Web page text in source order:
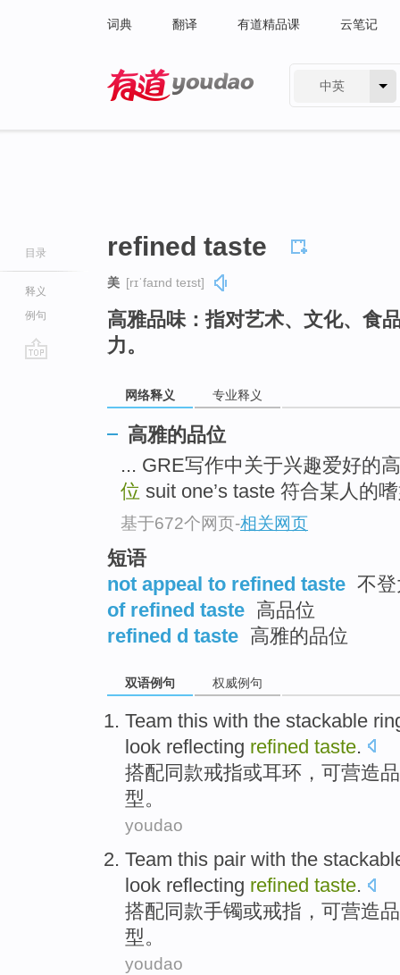
词典 翻译 有道精品课 云笔记
中英
目录
释义
例句
refined taste
美 [rɪˈfaɪnd teɪst]
高雅品味：指对艺术、文化、食
力。
网络释义 专业释义
高雅的品位
... GRE写作中关于兴趣爱好的
位 suit one’s taste 符合某人的
基于672个网页-相关网页
短语
not appeal to refined taste 不
of refined taste 高品位
refined d taste 高雅的品位
双语例句 权威例句
Team this with the stackable
look reflecting refined taste.
搭配同款戒指或耳环 ，可营造
型。
youdao
Team this pair with the
look reflecting refined taste.
搭配同款手镯或戒指 ，可营造
型。
youdao